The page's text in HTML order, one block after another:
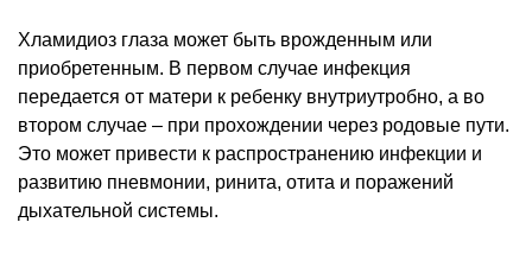
Хламидиоз глаза может быть врожденным или
приобретенным. В первом случае инфекция
передается от матери к ребенку внутриутробно, а во
втором случае – при прохождении через родовые пути.
Это может привести к распространению инфекции и
развитию пневмонии, ринита, отита и поражений
дыхательной системы.